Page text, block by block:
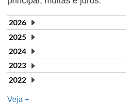
2026
2025
2024
2023
2022
Veja +